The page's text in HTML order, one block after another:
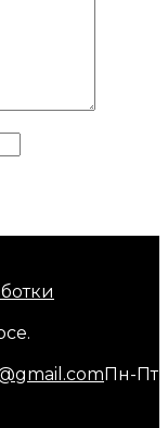
Пн-Пт